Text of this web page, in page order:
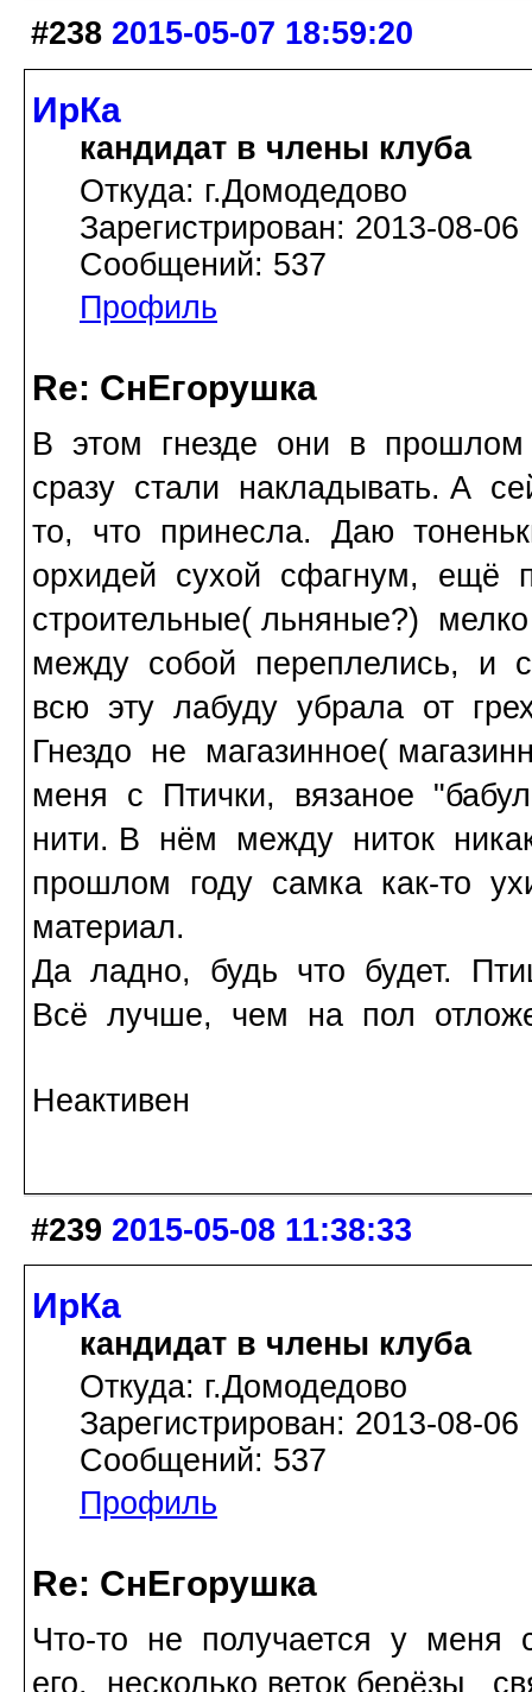
#238 2015-05-07 18:59:20
ИрКа
кандидат в члены клуба
Откуда: г.Домодедово
Зарегистрирован: 2013-08-06
Сообщений: 537
Профиль
Re: СнЕгорушка
В этом гнезде они в
сразу стали накладывать. А
то, что принесла. Даю
орхидей сухой сфагнум, ещё
строительные( льняные?)
между собой переплелись, и
всю эту лабуду убрала от
Гнездо не магазинное(
меня с Птички, вязаное
нити. В нём между ниток
прошлом году самка как-то
материал.
Да ладно, будь что будет.
Всё лучше, чем на пол
Неактивен
#239 2015-05-08 11:38:33
ИрКа
кандидат в члены клуба
Откуда: г.Домодедово
Зарегистрирован: 2013-08-06
Сообщений: 537
Профиль
Re: СнЕгорушка
Что-то не получается у
его, несколько веток берёзы